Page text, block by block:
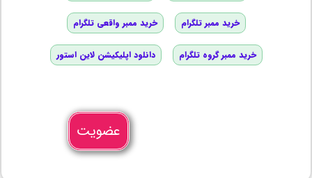
خرید ممبر تلگرام خرید ممبر واقعی تلگرام
خرید ممبر گروه تلگرام دانلود اپلیکیشن لاین استور
عضویت